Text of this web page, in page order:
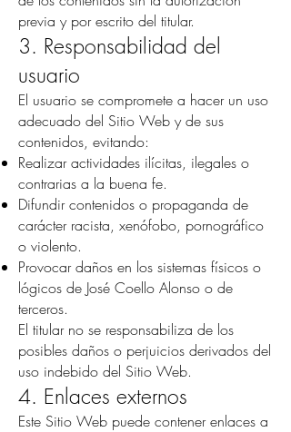
previa y por escrito del titular.
3. Responsabilidad del
usuario
El usuario se compromete a hacer un uso
adecuado del Sitio Web y de sus
contenidos, evitando:
Realizar actividades ilícitas, ilegales o
contrarias a la buena fe.
Difundir contenidos o propaganda de
carácter racista, xenófobo, pornográfico
o violento.
Provocar daños en los sistemas físicos o
lógicos de José Coello Alonso o de
terceros.
El titular no se responsabiliza de los
posibles daños o perjuicios derivados del
uso indebido del Sitio Web.
4. Enlaces externos
Este Sitio Web puede contener enlaces a